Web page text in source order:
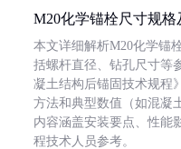
M20化学锚栓尺寸规
本文详细解析M20化学锚
括螺杆直径、钻孔尺寸等
凝土结构后锚固技术规程
方法和典型数值（如混凝
内容涵盖安装要点、性能
程技术人员参考。